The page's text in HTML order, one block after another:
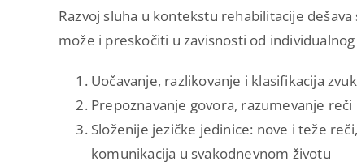
Razvoj sluha u kontekstu rehabilitacije
može i preskočiti u zavisnosti od
Uočavanje, razlikovanje i klasifikacija
Prepoznavanje govora, razumevanje
Složenije jezičke jedinice: nove i teže
komunikacija u svakodnevnom životu